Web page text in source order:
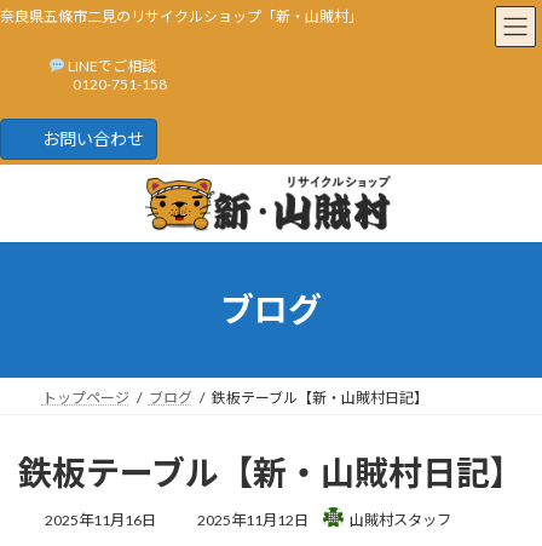
奈良県五條市二見のリサイクルショップ「新・山賊村」
LINEでご相談
0120-751-158
お問い合わせ
ン
ー
ブログ
トップページ ブログ 鉄板テーブル【新・山賊村日記】
鉄板テーブル【新・山賊村日記】
2025年11月16日
最
2025年11月12日 山賊村スタッフ